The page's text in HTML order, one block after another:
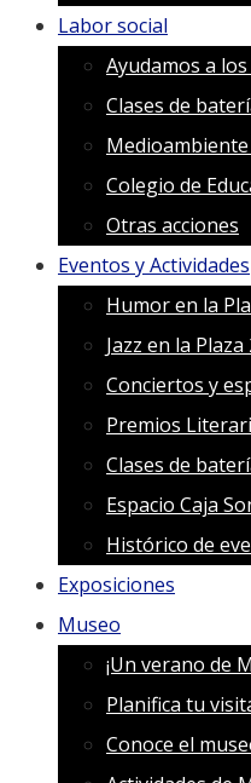
Labor social
Ayudamos a
Clases de
Colegio de
Otras acciones
Eventos y Actividades
Humor en la
Jazz en la Plaza
Conciertos y
Premios
Clases de
Espacio Caja
Histórico de
Exposiciones
Museo
¡Un verano de
Planifica tu
Conoce el